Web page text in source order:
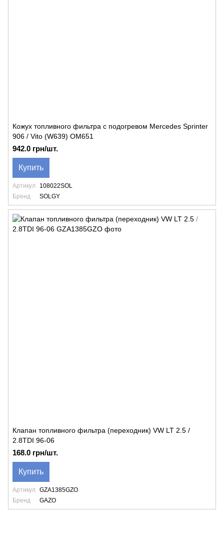
Кожух топливного фильтра с подогревом Mercedes Sprinter
906 / Vito (W639) OM651
942.0 грн/шт.
Купить
Артикул
108022SOL
Бренд
SOLGY
Клапан топливного фильтра (переходник) VW LT 2.5 /
2.8TDI 96-06
168.0 грн/шт.
Купить
Артикул
GZA1385GZO
Бренд
GAZO